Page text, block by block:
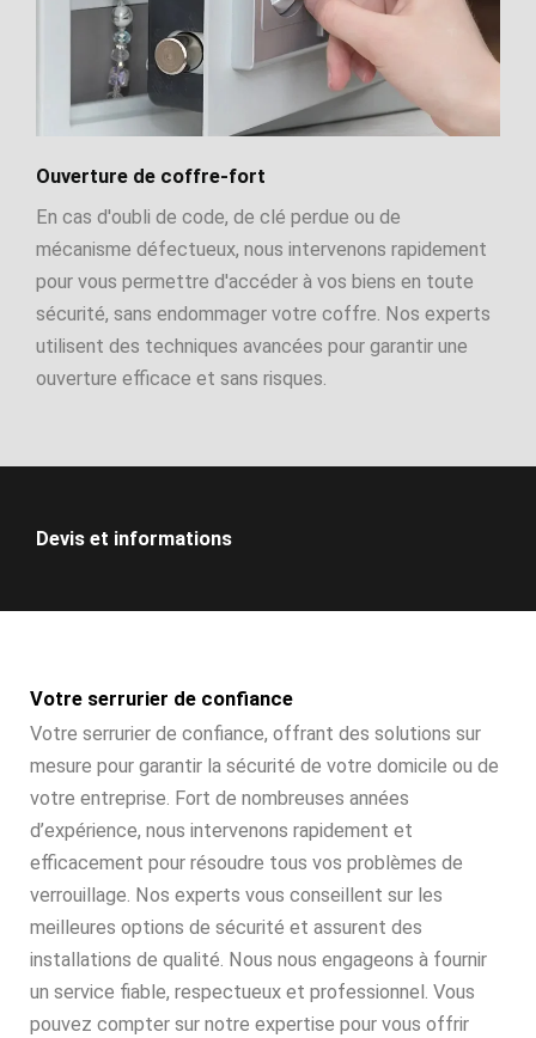
Ouverture de coffre-fort
En cas d'oubli de code, de clé perdue ou de
mécanisme défectueux, nous intervenons rapidement
pour vous permettre d'accéder à vos biens en toute
sécurité, sans endommager votre coffre. Nos experts
utilisent des techniques avancées pour garantir une
ouverture efficace et sans risques.
Devis et informations
Votre serrurier de confiance
Votre serrurier de confiance, offrant des solutions sur
mesure pour garantir la sécurité de votre domicile ou de
votre entreprise. Fort de nombreuses années
d’expérience, nous intervenons rapidement et
efficacement pour résoudre tous vos problèmes de
verrouillage. Nos experts vous conseillent sur les
meilleures options de sécurité et assurent des
installations de qualité. Nous nous engageons à fournir
un service fiable, respectueux et professionnel. Vous
pouvez compter sur notre expertise pour vous offrir